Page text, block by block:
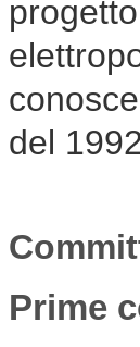
del
Prime